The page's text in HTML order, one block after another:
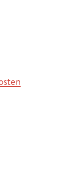
nicht verfügbar.)